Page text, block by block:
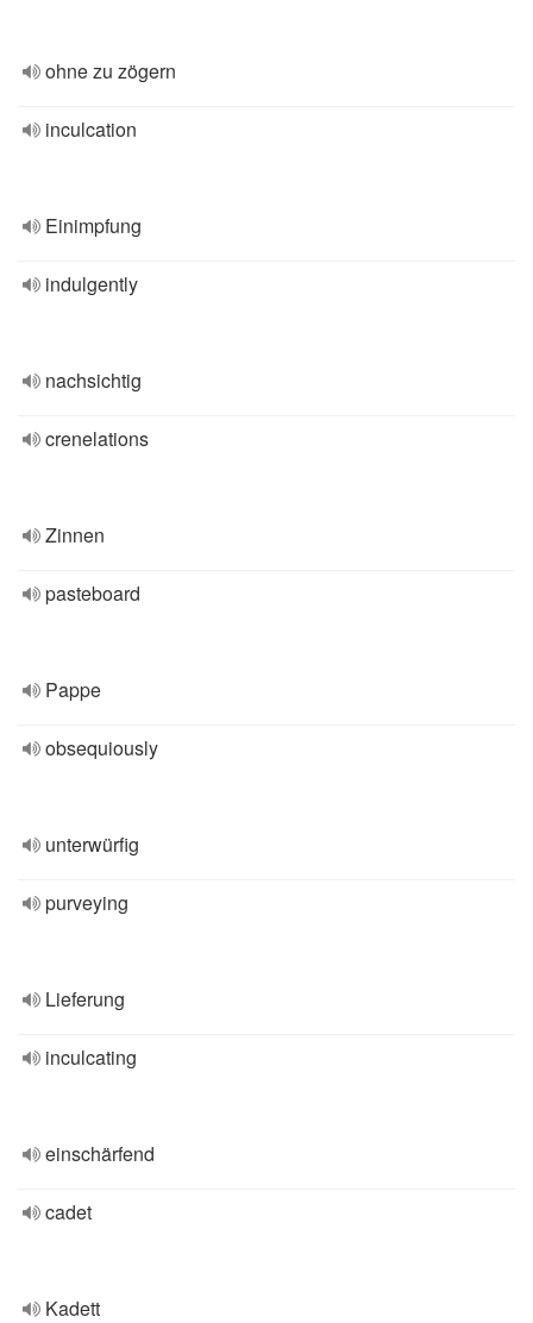
ohne zu zögern
inculcation
Einimpfung
indulgently
nachsichtig
crenelations
Zinnen
pasteboard
Pappe
obsequiously
unterwürfig
purveying
Lieferung
inculcating
einschärfend
cadet
Kadett